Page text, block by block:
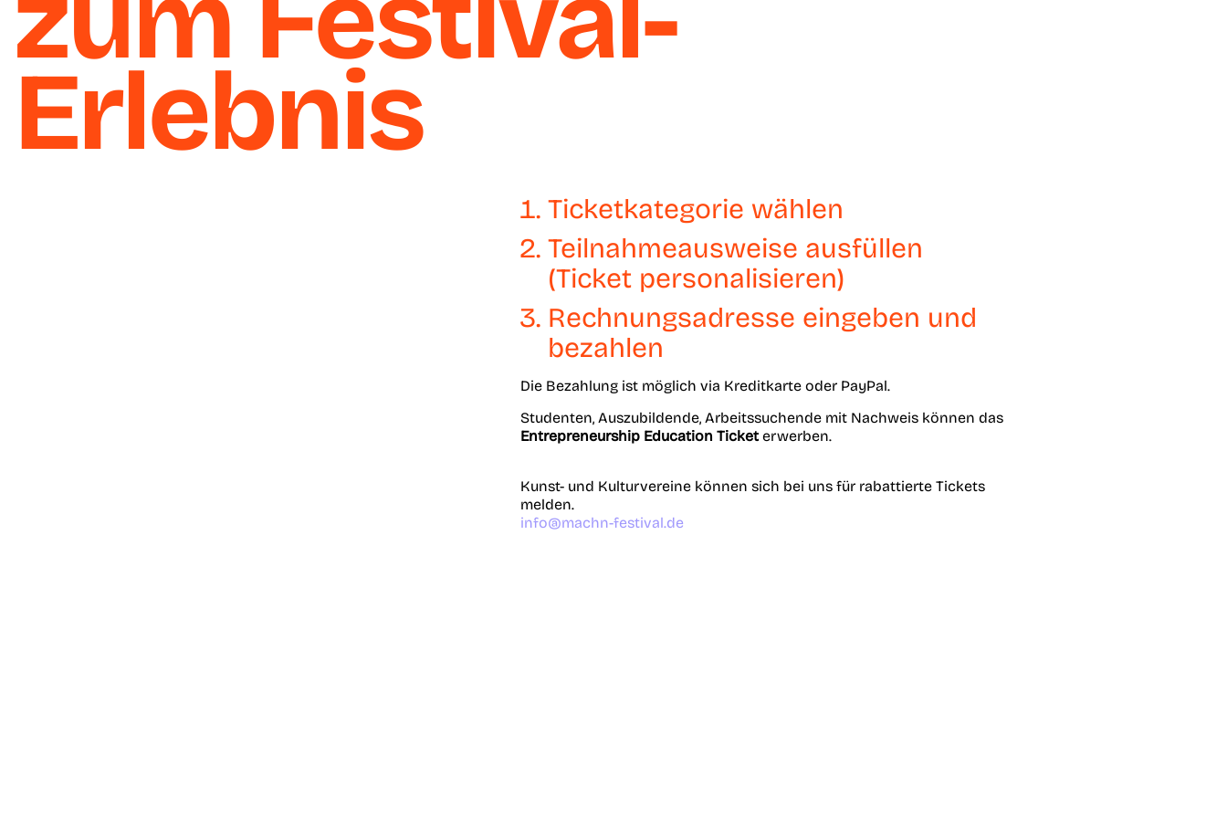
Erlebnis
Ticketkategorie wählen
Teilnahmeausweise ausfüllen
(Ticket personalisieren)
Rechnungsadresse eingeben und
bezahlen
Die Bezahlung ist möglich via Kreditkarte oder PayPal.
Studenten, Auszubildende, Arbeitssuchende mit Nachweis können das
Entrepreneurship Education Ticket erwerben.
Kunst- und Kulturvereine können sich bei uns für rabattierte Tickets
melden.
info@machn-festival.de